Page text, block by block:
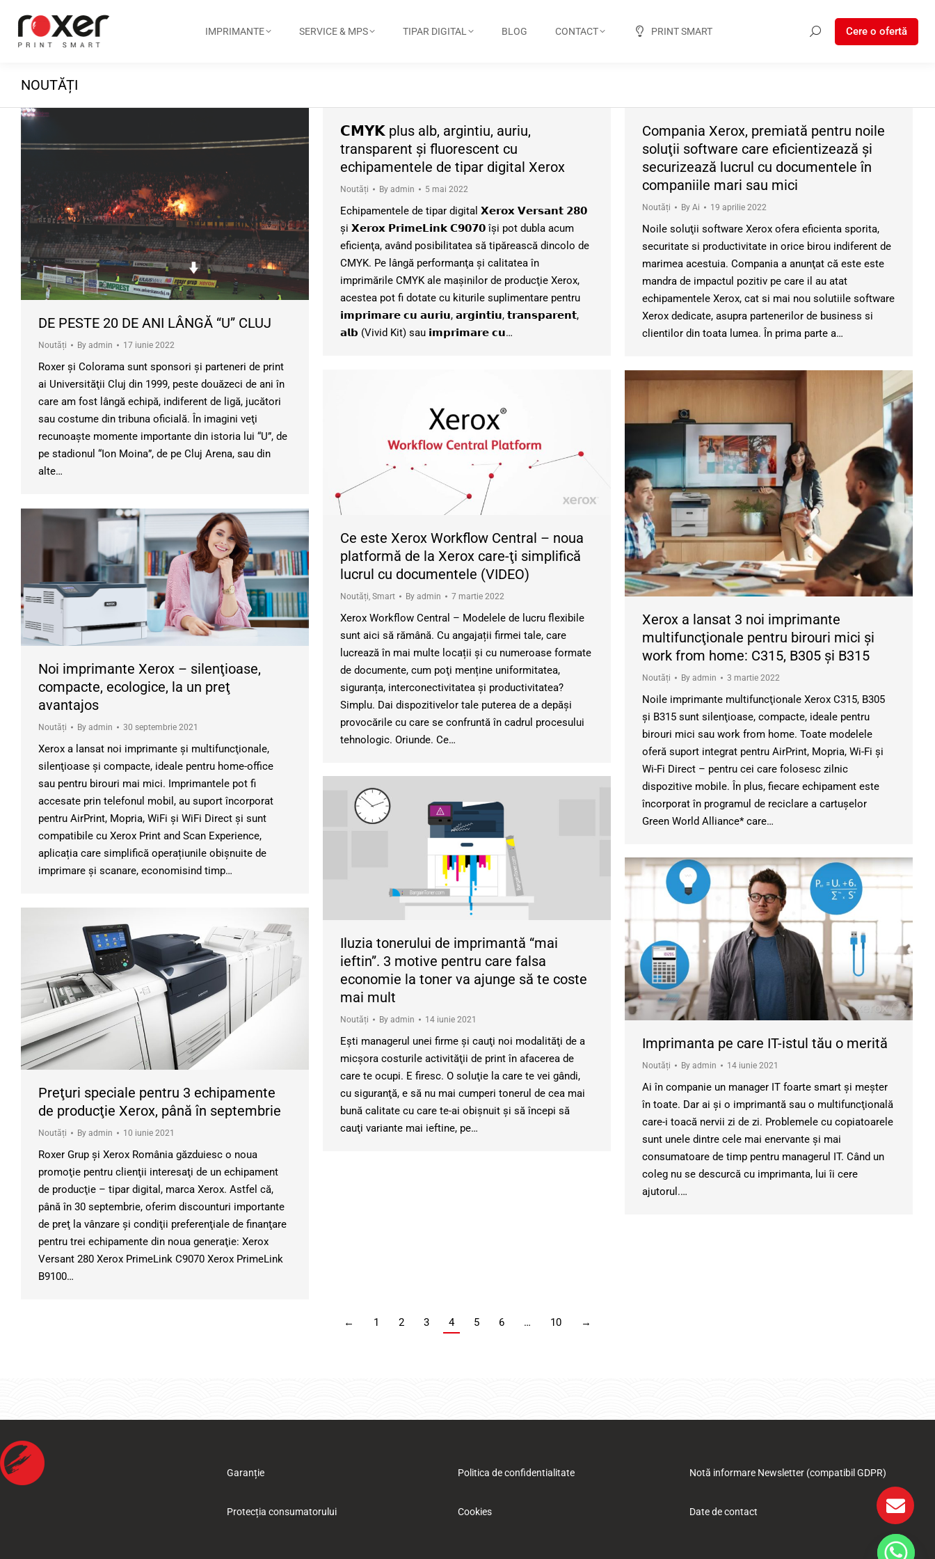
IMPRIMANTE SERVICE & MPS TIPAR DIGITAL BLOG CONTACT PRINT SMART Cere o ofertă
NOUTĂȚI
DE PESTE 20 DE ANI LÂNGĂ “U” CLUJ
Noutăți By admin 17 iunie 2022
Roxer şi Colorama sunt sponsori şi parteneri de print
ai Universităţii Cluj din 1999, peste douăzeci de ani în
care am fost lângă echipă, indiferent de ligă, jucători
sau costume din tribuna oficială. În imagini veţi
recunoaşte momente importante din istoria lui “U”, de
pe stadionul “Ion Moina”, de pe Cluj Arena, sau din
alte…
𝗖𝗠𝗬𝗞 plus alb, argintiu, auriu,
transparent şi fluorescent cu
echipamentele de tipar digital Xerox
Noutăți By admin 5 mai 2022
Echipamentele de tipar digital 𝗫𝗲𝗿𝗼𝘅 𝗩𝗲𝗿𝘀𝗮𝗻𝘁 𝟮𝟴𝟬
şi 𝗫𝗲𝗿𝗼𝘅 𝗣𝗿𝗶𝗺𝗲𝗟𝗶𝗻𝗸 𝗖𝟵𝟬𝟳𝟬 îşi pot dubla acum
eficienţa, având posibilitatea să tipărească dincolo de
CMYK. Pe lângă performanţa şi calitatea în
imprimările CMYK ale maşinilor de producţie Xerox,
acestea pot fi dotate cu kiturile suplimentare pentru
𝗶𝗺𝗽𝗿𝗶𝗺𝗮𝗿𝗲 𝗰𝘂 𝗮𝘂𝗿𝗶𝘂, 𝗮𝗿𝗴𝗶𝗻𝘁𝗶𝘂, 𝘁𝗿𝗮𝗻𝘀𝗽𝗮𝗿𝗲𝗻𝘁,
𝗮𝗹𝗯 (Vivid Kit) sau 𝗶𝗺𝗽𝗿𝗶𝗺𝗮𝗿𝗲 𝗰𝘂…
Compania Xerox, premiată pentru noile
soluţii software care eficientizează şi
securizează lucrul cu documentele în
companiile mari sau mici
Noutăți By Ai 19 aprilie 2022
Noile soluţii software Xerox ofera eficienta sporita,
securitate si productivitate in orice birou indiferent de
marimea acestuia. Compania a anunţat că este este
mandra de impactul pozitiv pe care il au atat
echipamentele Xerox, cat si mai nou solutiile software
Xerox dedicate, asupra partenerilor de business si
clientilor din toata lumea. În prima parte a…
Ce este Xerox Workflow Central – noua
platformă de la Xerox care-ţi simplifică
lucrul cu documentele (VIDEO)
Noutăți Smart By admin 7 martie 2022
Xerox Workflow Central – Modelele de lucru flexibile
sunt aici să rămână. Cu angajații firmei tale, care
lucrează în mai multe locații și cu numeroase formate
de documente, cum poţi menține uniformitatea,
siguranța, interconectivitatea și productivitatea?
Simplu. Dai dispozitivelor tale puterea de a depăși
provocările cu care se confruntă în cadrul procesului
tehnologic. Oriunde. Ce…
Xerox a lansat 3 noi imprimante
multifuncţionale pentru birouri mici şi
work from home: C315, B305 şi B315
Noutăți By admin 3 martie 2022
Noile imprimante multifuncţionale Xerox C315, B305
și B315 sunt silenţioase, compacte, ideale pentru
birouri mici sau work from home. Toate modelele
oferă suport integrat pentru AirPrint, Mopria, Wi-Fi și
Wi-Fi Direct – pentru cei care folosesc zilnic
dispozitive mobile. În plus, fiecare echipament este
încorporat în programul de reciclare a cartușelor
Green World Alliance* care…
Noi imprimante Xerox – silenţioase,
compacte, ecologice, la un preţ
avantajos
Noutăți By admin 30 septembrie 2021
Xerox a lansat noi imprimante şi multifuncţionale,
silenţioase şi compacte, ideale pentru home-office
sau pentru birouri mai mici. Imprimantele pot fi
accesate prin telefonul mobil, au suport încorporat
pentru AirPrint, Mopria, WiFi şi WiFi Direct şi sunt
compatibile cu Xerox Print and Scan Experience,
aplicația care simplifică operațiunile obișnuite de
imprimare și scanare, economisind timp…
Iluzia tonerului de imprimantă “mai
ieftin”. 3 motive pentru care falsa
economie la toner va ajunge să te coste
mai mult
Noutăți By admin 14 iunie 2021
Eşti managerul unei firme şi cauţi noi modalităţi de a
micşora costurile activităţii de print în afacerea de
care te ocupi. E firesc. O soluţie la care te vei gândi,
cu siguranţă, e să nu mai cumperi tonerul de cea mai
bună calitate cu care te-ai obişnuit şi să începi să
cauţi variante mai ieftine, pe…
Imprimanta pe care IT-istul tău o merită
Noutăți By admin 14 iunie 2021
Ai în companie un manager IT foarte smart şi meşter
în toate. Dar ai şi o imprimantă sau o multifuncţională
care-i toacă nervii zi de zi. Problemele cu copiatoarele
sunt unele dintre cele mai enervante şi mai
consumatoare de timp pentru managerul IT. Când un
coleg nu se descurcă cu imprimanta, lui îi cere
ajutorul.…
Preţuri speciale pentru 3 echipamente
de producţie Xerox, până în septembrie
Noutăți By admin 10 iunie 2021
Roxer Grup şi Xerox România găzduiesc o noua
promoţie pentru clienţii interesaţi de un echipament
de producţie – tipar digital, marca Xerox. Astfel că,
până în 30 septembrie, oferim discounturi importante
de preţ la vânzare şi condiţii preferenţiale de finanţare
pentru trei echipamente din noua generaţie: Xerox
Versant 280 Xerox PrimeLink C9070 Xerox PrimeLink
B9100…
← 1 2 3 4 5 6 … 10 →
Garanție
Protecția consumatorului
Politica de confidentialitate
Cookies
Notă informare Newsletter (compatibil GDPR)
Date de contact